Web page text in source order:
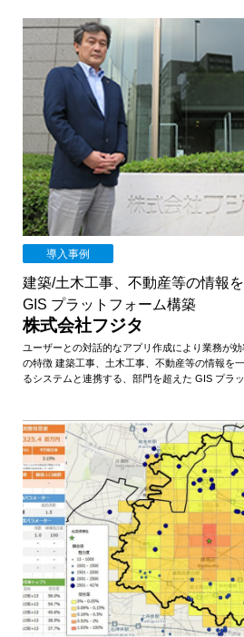
導入事例
建築/土木工事、不動産等の情報
GIS プラットフォーム構築
株式会社フジタ
ユーザーとの対話的なアプリ作成により業務が
の特徴 建築工事、土木工事、不動産等の情報を
るシステムと連携する、部門を超えた GIS プラ